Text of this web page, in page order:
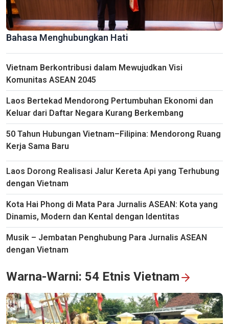
Batu Bata dan Keramik”
Duta Besar Indonesia: Program Siaran Bahasa Indonesia VOV
Merupakan Jembatan Penting bagi Hubungan Bilateral
Bahasa Menghubungkan Hati
Vietnam Berkontribusi dalam Mewujudkan Visi
Komunitas ASEAN 2045
Laos Bertekad Mendorong Pertumbuhan Ekonomi dan
Keluar dari Daftar Negara Kurang Berkembang
50 Tahun Hubungan Vietnam–Filipina: Mendorong Ruang
Kerja Sama Baru
Laos Dorong Realisasi Jalur Kereta Api yang Terhubung
dengan Vietnam
Kota Hai Phong di Mata Para Jurnalis ASEAN: Kota yang
Dinamis, Modern dan Kental dengan Identitas
Musik – Jembatan Penghubung Para Jurnalis ASEAN
dengan Vietnam
Warna-Warni: 54 Etnis Vietnam